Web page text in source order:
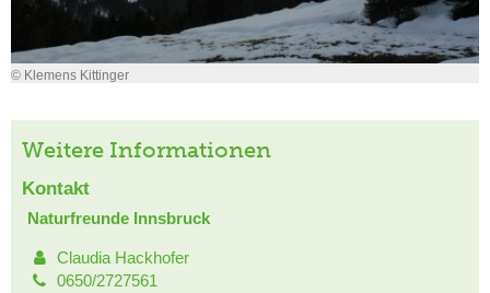
© Klemens Kittinger
Weitere Informationen
Kontakt
Naturfreunde Innsbruck
Claudia Hackhofer
0650/2727561